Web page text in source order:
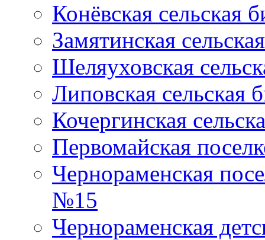
Конёвская сельская
Замятинская
Шеляуховская
Липовская сельская
Кочергинская
Первомайская
Чернораменская
№15
Чернораменская